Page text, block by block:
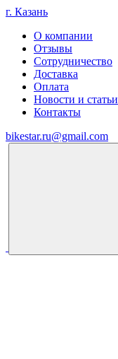
г. Казань
О компании
Отзывы
Сотрудничество
Доставка
Оплата
Новости и статьи
Контакты
bikestar.ru@gmail.com